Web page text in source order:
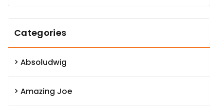
Categories
Absoludwig
Amazing Joe